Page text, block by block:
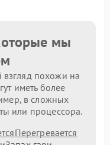
мы
похожи на
иметь более
в сложных
или процессора.
Перегревается